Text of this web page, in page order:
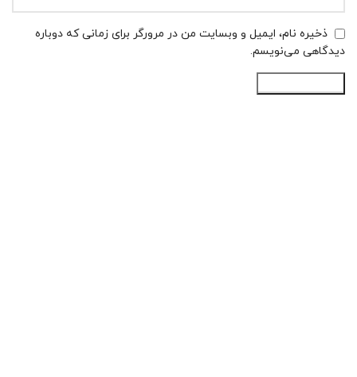
ذخیره نام، ایمیل و وبسایت من در مرورگر برای زمانی که دوباره
دیدگاهی می‌نویسم.